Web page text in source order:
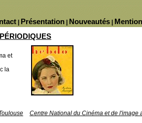
Nouveautés
Présentation
et
la
Centre National du Cinéma et de l'image